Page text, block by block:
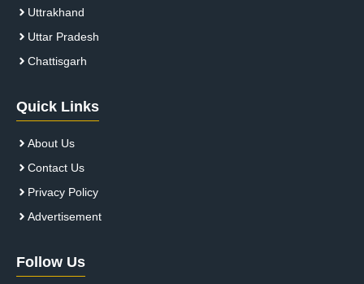
Uttrakhand
Uttar Pradesh
Chattisgarh
Quick Links
About Us
Contact Us
Privacy Policy
Advertisement
Follow Us